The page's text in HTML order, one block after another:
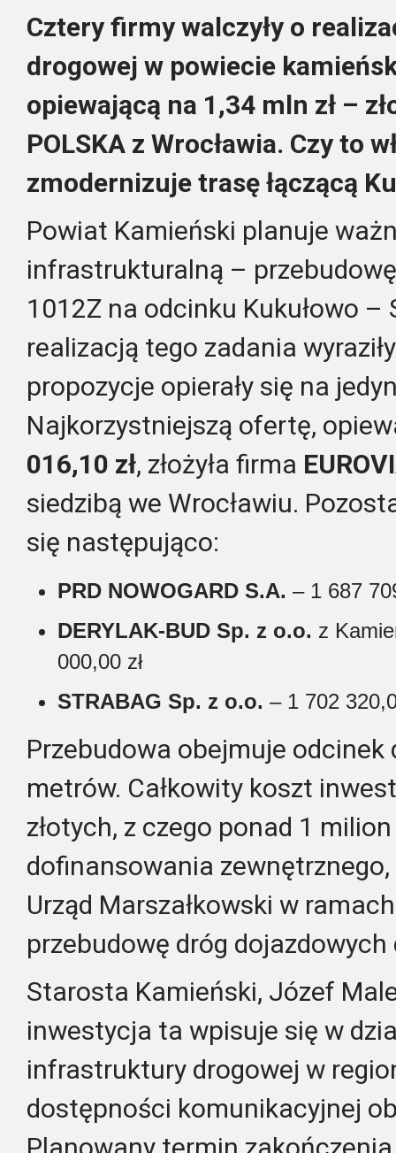
Cztery firmy walczyły o
drogowej w powiecie
opiewającą na 1,34 mln zł –
POLSKA z Wrocławia. Czy to
zmodernizuje trasę łączącą
Powiat Kamieński planuje
infrastrukturalną –
1012Z na odcinku Kukułowo
realizacją tego zadania
propozycje opierały się na
Najkorzystniejszą ofertę,
016,10 zł, złożyła firma
siedzibą we Wrocławiu.
się następująco:
PRD NOWOGARD S.A. – 1 687
DERYLAK-BUD Sp. z o.o. z
000,00 zł
STRABAG Sp. z o.o. – 1 702
Przebudowa obejmuje odcinek
metrów. Całkowity koszt
złotych, z czego ponad 1
dofinansowania
Urząd Marszałkowski w
przebudowę dróg
Starosta Kamieński, Józef
inwestycja ta wpisuje się w
infrastruktury drogowej w
dostępności komunikacyjnej